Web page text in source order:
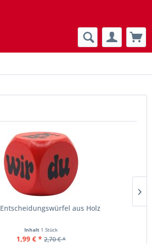
aus Holz
Inhalt 1 Stück
1,99 € * 2,70 € *